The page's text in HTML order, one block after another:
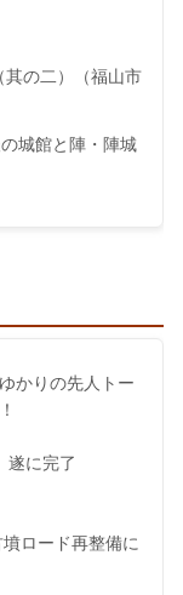
の二）（福山市
城館と陣・陣城
かりの先人トー
遂に完了
ロード再整備に